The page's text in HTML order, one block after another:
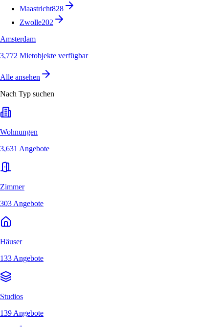
Maastricht828
Zwolle202
Amsterdam
3,772 Mietobjekte verfügbar
Alle ansehen
Nach Typ suchen
Wohnungen
3,631 Angebote
Zimmer
303 Angebote
Häuser
133 Angebote
Studios
139 Angebote